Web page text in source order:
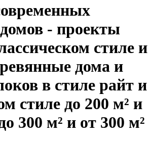
- проекты
стиле и
дома и
в стиле райт и
стиле до 200 м² и
300 м² и от 300 м²